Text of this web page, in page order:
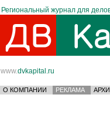
Региональный журнал для
www.dvkapital.ru
О КОМПАНИИ РЕКЛАМА